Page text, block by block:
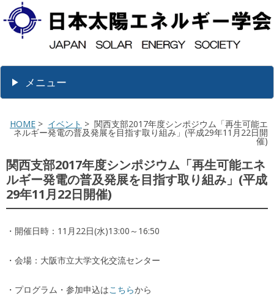
メニュー
HOME > イベント > 関西支部2017年度シンポジウム「再生可能エ
ネルギー発電の普及発展を目指す取り組み」(平成29年11月22日開
催)
関西支部2017年度シンポジウム「再生可能エネ
ルギー発電の普及発展を目指す取り組み」(平成
29年11月22日開催)
・開催日時：11月22日(水)13:00～16:50
・会場：大阪市立大学文化交流センター
・プログラム・参加申込はこちらから